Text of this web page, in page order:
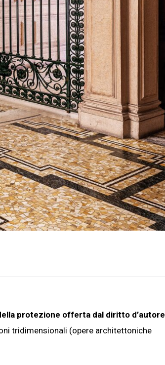
protezione offerta dal diritto d’autore
tridimensionali (opere architettoniche